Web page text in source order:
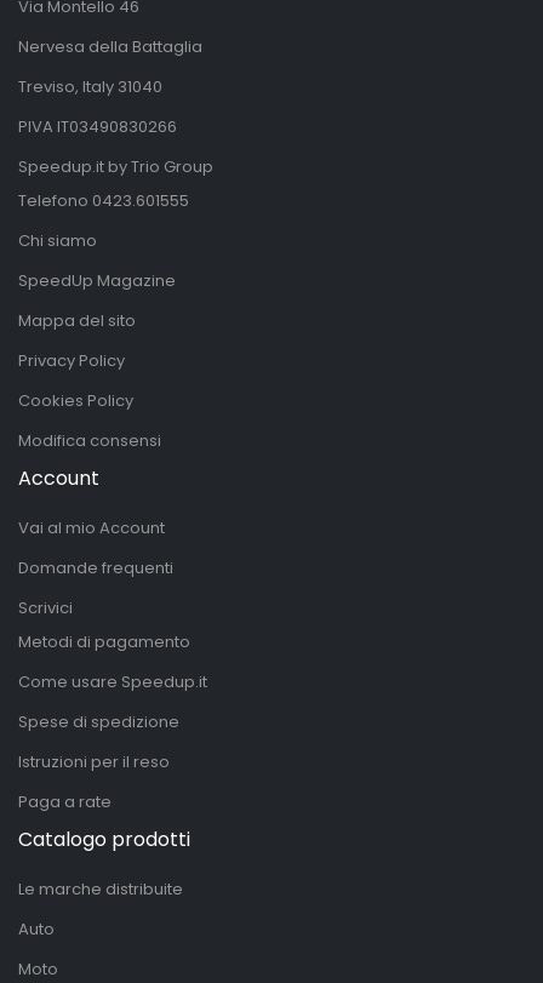
Via Montello 46
Nervesa della Battaglia
Treviso, Italy 31040
PIVA IT03490830266
Speedup.it by Trio Group
Telefono 0423.601555
Chi siamo
SpeedUp Magazine
Mappa del sito
Privacy Policy
Cookies Policy
Modifica consensi
Account
Vai al mio Account
Domande frequenti
Scrivici
Metodi di pagamento
Come usare Speedup.it
Spese di spedizione
Istruzioni per il reso
Paga a rate
Catalogo prodotti
Le marche distribuite
Auto
Moto